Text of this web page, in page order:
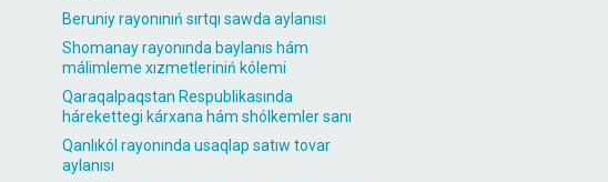
Beruniy rayonınıń sırtqı sawda aylanısı
Shomanay rayonında baylanıs hám
málimleme xızmetleriniń kólemi
Qaraqalpaqstan Respublikasında
hárekettegi kárxana hám shólkemler sanı
Qanlıkól rayonında usaqlap satıw tovar
aylanısı